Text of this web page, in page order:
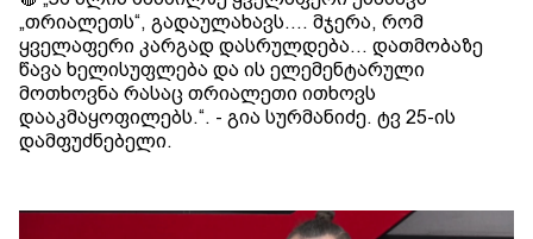
„თრიალეთს“, გადაულახავს.... მჯერა, რომ
ყველაფერი კარგად დასრულდება... დათმობაზე
წავა ხელისუფლება და ის ელემენტარული
მოთხოვნა რასაც თრიალეთი ითხოვს
დააკმაყოფილებს.“. - გია სურმანიძე. ტვ 25-ის
დამფუძნებელი.